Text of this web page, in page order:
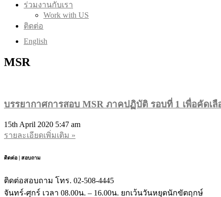
ร่วมงานกับเรา
Work with US
ติดต่อ
English
MSR
บรรยากาศการสอบ MSR ภาคปฏิบัติ รอบที่ 1 เพื่อคัดเ
15th April 2020 5:47 am
รายละเอียดเพิ่มเติม »
ติดต่อ | สอบถาม
ติดต่อสอบถาม โทร. 02-508-4445
จันทร์-ศุกร์ เวลา 08.00น. – 16.00น. ยกเว้นวันหยุดนักขัตฤกษ์